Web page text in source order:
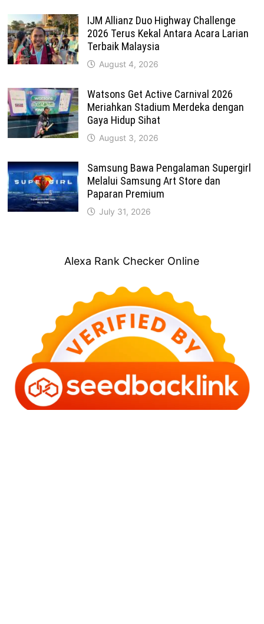
IJM Allianz Duo Highway Challenge
2026 Terus Kekal Antara Acara Larian
Terbaik Malaysia
August 4, 2026
Watsons Get Active Carnival 2026
Meriahkan Stadium Merdeka dengan
Gaya Hidup Sihat
August 3, 2026
Samsung Bawa Pengalaman Supergirl
Melalui Samsung Art Store dan
Paparan Premium
July 31, 2026
Alexa Rank Checker Online